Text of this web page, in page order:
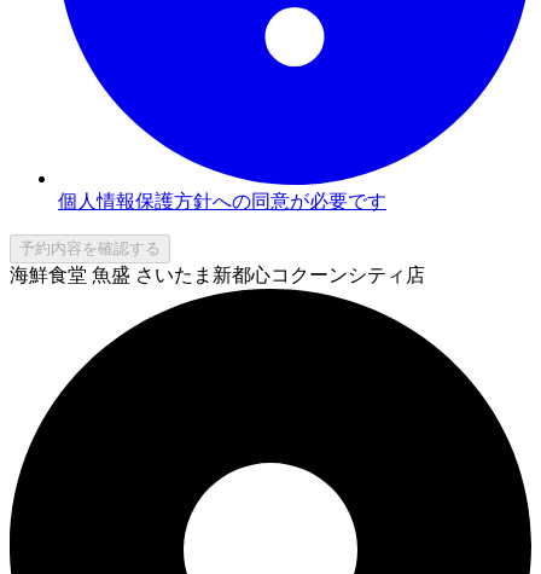
個人情報保護方針への同意が必要です
予約内容を確認する
海鮮食堂 魚盛 さいたま新都心コクーンシティ店